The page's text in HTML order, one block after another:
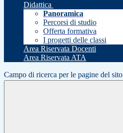
Didattica
Panoramica
Percorsi di studio
Offerta formativa
I progetti delle classi
Area Riservata Docenti
Area Riservata ATA
Campo di ricerca per le pagine del sito